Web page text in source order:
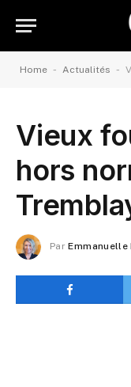
Home - Actualités -
Vieux
hors
Par Emmanuelle